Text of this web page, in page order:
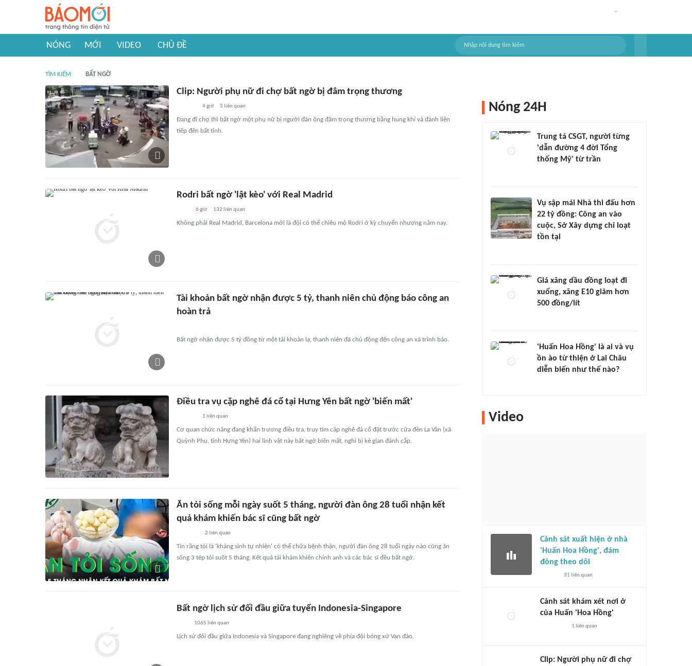
NÓNG MỚI VIDEO CHỦ ĐỀ
TÌM KIẾM BẤT NGỜ
Clip: Người phụ nữ đi chợ bất ngờ bị đâm trọng thương
4 giờ 3 liên quan
Đang đi chợ thì bất ngờ một phụ nữ bị người đàn ông đâm trọng thương bằng hung khí và đánh liên
tiếp đến bất tỉnh.
Rodri bất ngờ 'lật kèo' với Real Madrid
6 giờ 132 liên quan
Không phải Real Madrid, Barcelona mới là đội có thể chiêu mộ Rodri ở kỳ chuyển nhượng năm nay.
Tài khoản bất ngờ nhận được 5 tỷ, thanh niên chủ động báo công an
hoàn trả
Bất ngờ nhận được 5 tỷ đồng từ một tài khoản lạ, thanh niên đã chủ động đến công an xã trình báo.
Điều tra vụ cặp nghê đá cổ tại Hưng Yên bất ngờ 'biến mất'
1 liên quan
Cơ quan chức năng đang khẩn trương điều tra, truy tìm cặp nghê đá cổ đặt trước cửa đền La Vân (xã
Quỳnh Phụ, tỉnh Hưng Yên) hai linh vật này bất ngờ biến mất, nghi bị kẻ gian đánh cắp.
Ăn tỏi sống mỗi ngày suốt 5 tháng, người đàn ông 28 tuổi nhận kết
quả khám khiến bác sĩ cũng bất ngờ
2 liên quan
Tin rằng tỏi là 'kháng sinh tự nhiên' có thể chữa bệnh thận, người đàn ông 28 tuổi ngày nào cũng ăn
sống 3 tép tỏi suốt 5 tháng. Kết quả tái khám khiến chính anh và các bác sĩ đều bất ngờ.
Bất ngờ lịch sử đối đầu giữa tuyển Indonesia-Singapore
1065 liên quan
Lịch sử đối đầu giữa Indonesia và Singapore đang nghiêng về phía đội bóng xứ Vạn đảo.
Nóng 24H
Trung tá CSGT, người từng
'dẫn đường 4 đời Tổng
thống Mỹ' từ trần
Vụ sập mái Nhà thi đấu hơn
22 tỷ đồng: Công an vào
cuộc, Sở Xây dựng chỉ loạt
tồn tại
Giá xăng dầu đồng loạt đi
xuống, xăng E10 giảm hơn
500 đồng/lít
'Huấn Hoa Hồng' là ai và vụ
ồn ào từ thiện ở Lai Châu
diễn biến như thế nào?
Video
Cảnh sát xuất hiện ở nhà
'Huấn Hoa Hồng', đám
đông theo dõi
31 liên quan
Cảnh sát khám xét nơi ở
của Huấn 'Hoa Hồng'
1 liên quan
Clip: Người phụ nữ đi chợ